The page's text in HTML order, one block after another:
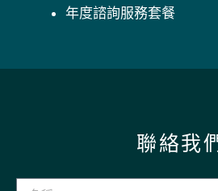
年度諮詢服務套餐
聯絡我